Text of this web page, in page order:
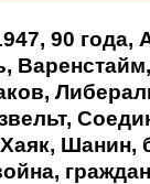
, 90 года,
, Варенстайм
,
,
Хаяк, Шанин,
,